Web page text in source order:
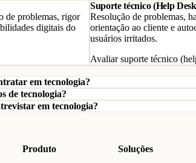
de problemas, rigor
digitais do
Suporte técnico (Help
Resolução de problemas,
orientação ao cliente e
usuários irritados.
Avaliar suporte técnico
em tecnologia?
de tecnologia?
em tecnologia?
Produto
Soluções